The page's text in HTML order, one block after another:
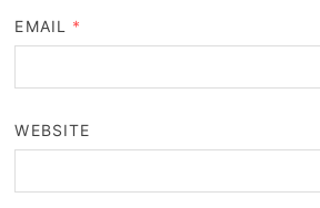
EMAIL *
WEBSITE